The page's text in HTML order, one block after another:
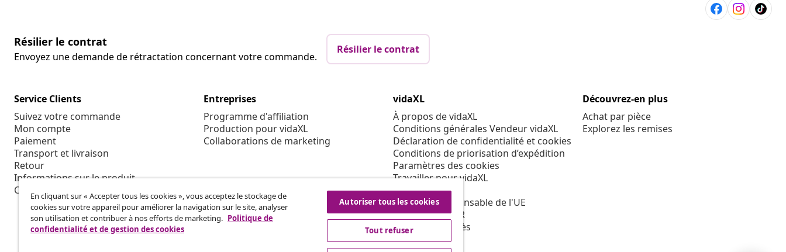
Résilier le contrat
Envoyez une demande de rétractation concernant votre commande.
Résilier le contrat
Service Clients
Suivez votre commande
Mon compte
Paiement
Transport et livraison
Retour
Informations sur le produit
Commande
Entreprises
Programme d'affiliation
Production pour vidaXL
Collaborations de marketing
vidaXL
À propos de vidaXL
Conditions générales Vendeur vidaXL
Déclaration de confidentialité et cookies
Conditions de priorisation d’expédition
Paramètres des cookies
Travailler pour vidaXL
Sécurité
Personne responsable de l'UE
Politique de EPR
Condition d'accès
Découvrez-en plus
Achat par pièce
Explorez les remises
En cliquant sur « Accepter tous les cookies », vous acceptez le stockage de
cookies sur votre appareil pour améliorer la navigation sur le site, analyser
son utilisation et contribuer à nos efforts de marketing. Politique de
confidentialité et de gestion des cookies
Autoriser tous les cookies
Tout refuser